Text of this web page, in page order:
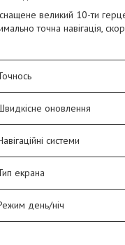
великий 10-ти
точна навігація,
оновлення
системи
екрана
день/ніч